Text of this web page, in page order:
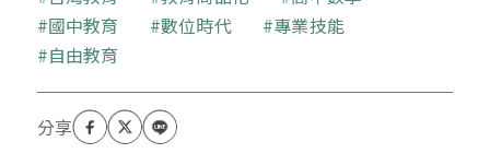
創辦人暨專欄作家。
國中教育
數位時代
專業技能
自由教育